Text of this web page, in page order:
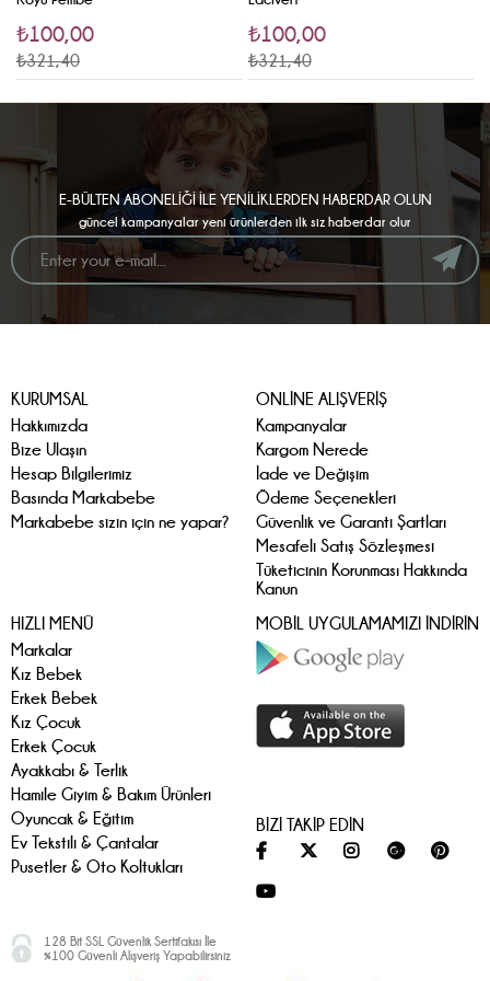
₺100,00
₺321,40
₺100,00
₺321,40
E-BÜLTEN ABONELİĞİ İLE YENİLİKLERDEN HABERDAR OLUN
güncel kampanyalar yeni ürünlerden ilk siz haberdar olur
KURUMSAL
Hakkımızda
Bize Ulaşın
Hesap Bilgilerimiz
Basında Markabebe
Markabebe sizin için ne yapar?
ONLİNE ALIŞVERİŞ
Kampanyalar
Kargom Nerede
İade ve Değişim
Ödeme Seçenekleri
Güvenlik ve Garanti Şartları
Mesafeli Satış Sözleşmesi
Tüketicinin Korunması Hakkında
Kanun
HIZLI MENÜ
Markalar
Kız Bebek
Erkek Bebek
Kız Çocuk
Erkek Çocuk
Ayakkabı & Terlik
Hamile Giyim & Bakım Ürünleri
Oyuncak & Eğitim
Ev Tekstili & Çantalar
Pusetler & Oto Koltukları
MOBİL UYGULAMAMIZI İNDİRİN
BİZİ TAKİP EDİN
128 Bit SSL Güvenlik Sertifakısı İle
%100 Güvenli Alışveriş Yapabilirsiniz